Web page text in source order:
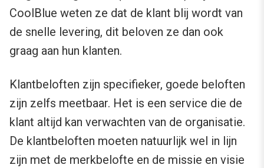
CoolBlue weten ze dat de klant blij wordt van
de snelle levering, dit beloven ze dan ook
graag aan hun klanten.
Klantbeloften zijn specifieker, goede beloften
zijn zelfs meetbaar. Het is een service die de
klant altijd kan verwachten van de organisatie.
De klantbeloften moeten natuurlijk wel in lijn
zijn met de merkbelofte en de missie en visie